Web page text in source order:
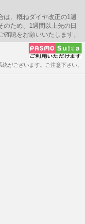
は、概ねダイヤ改正の1週
のため、1週間以上先の日
認をお願いいたします。
がございます。ご注意下さい。